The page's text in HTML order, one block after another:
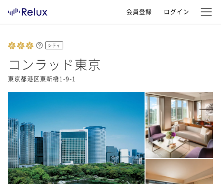
会員登録 ログイン
シティ
コンラッド東京
東京都港区東新橋1-9-1